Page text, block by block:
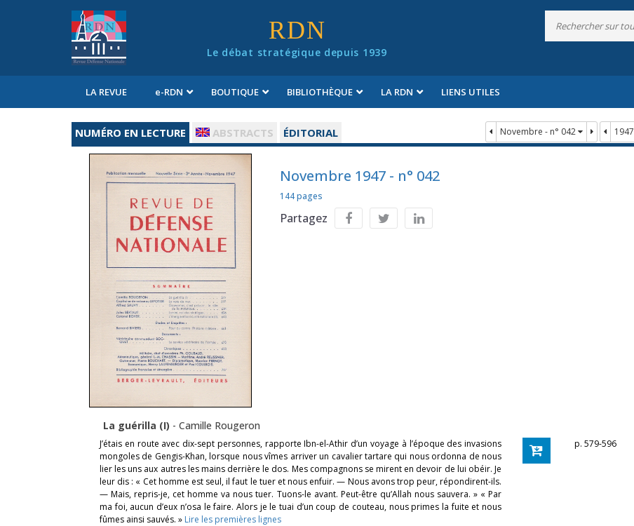
RDN
Le débat stratégique depuis 1939
LA REVUE e-RDN BOUTIQUE BIBLIOTHÈQUE LA RDN LIENS UTILES
NUMÉRO EN LECTURE ABSTRACTS ÉDITORIAL Novembre - n° 042 1947
Novembre 1947 - n° 042
144 pages
Partagez
La guérilla (I) - Camille Rougeron
J’étais en route avec dix-sept personnes, rapporte Ibn-el-Athir d’un voyage à l’époque des invasions
mongoles de Gengis-Khan, lorsque nous vîmes arriver un cavalier tartare qui nous ordonna de nous
lier les uns aux autres les mains derrière le dos. Mes compagnons se mirent en devoir de lui obéir. Je
leur dis : « Cet homme est seul, il faut le tuer et nous enfuir. — Nous avons trop peur, répondirent-ils.
— Mais, repris-je, cet homme va nous tuer. Tuons-le avant. Peut-être qu’Allah nous sauvera. » « Par
ma foi, aucun d’eux n’osa le faire. Alors je le tuai d’un coup de couteau, nous primes la fuite et nous
fûmes ainsi sauvés. » Lire les premières lignes
p. 579-596